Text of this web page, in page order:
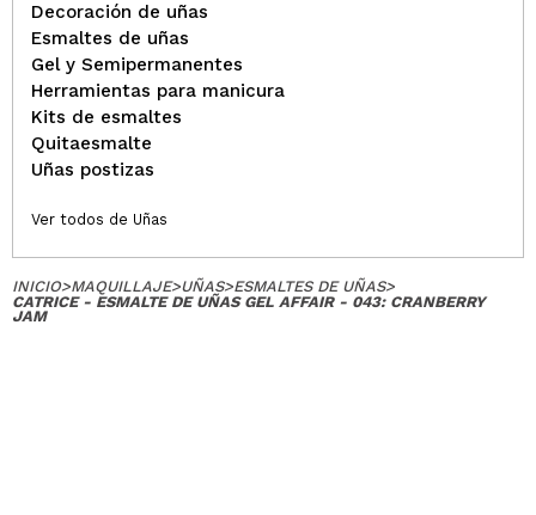
Decoración de uñas
Esmaltes de uñas
Gel y Semipermanentes
Herramientas para manicura
Kits de esmaltes
Quitaesmalte
Uñas postizas
Ver todos de Uñas
INICIO>MAQUILLAJE>UÑAS>ESMALTES DE UÑAS>
CATRICE - ESMALTE DE UÑAS GEL AFFAIR - 043: CRANBERRY
JAM